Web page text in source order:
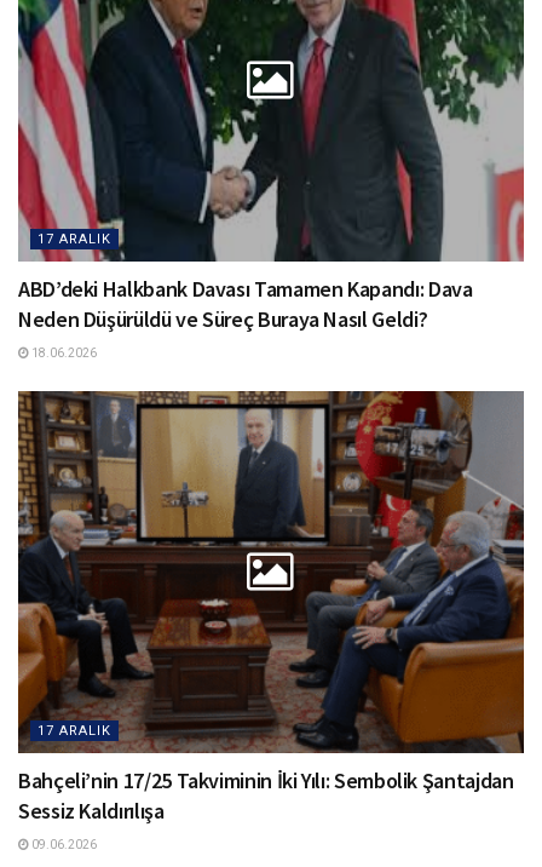
17 ARALIK
ABD’deki Halkbank Davası Tamamen Kapandı: Dava
Neden Düşürüldü ve Süreç Buraya Nasıl Geldi?
18.06.2026
17 ARALIK
Bahçeli’nin 17/25 Takviminin İki Yılı: Sembolik Şantajdan
Sessiz Kaldırılışa
09.06.2026